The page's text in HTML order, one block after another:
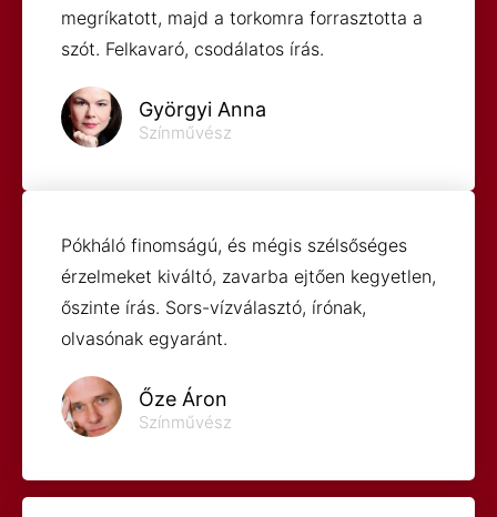
megríkatott, majd a torkomra forrasztotta a
szót. Felkavaró, csodálatos írás.
Györgyi Anna
Színművész
Pókháló finomságú, és mégis szélsőséges
érzelmeket kiváltó, zavarba ejtően kegyetlen,
őszinte írás. Sors-vízválasztó, írónak,
olvasónak egyaránt.
Őze Áron
Színművész